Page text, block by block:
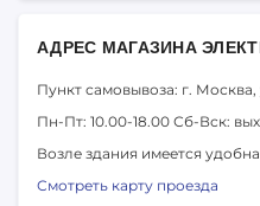
АДРЕС МАГАЗИНА
Пункт самовывоза: г. Москва,
Пн-Пт: 10.00-18.00 Сб-Вск:
Возле здания имеется
Смотреть карту проезда